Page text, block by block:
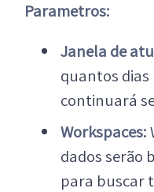
Parametros:
Janela de
quantos
continuará
Workspaces:
dados serão
para buscar